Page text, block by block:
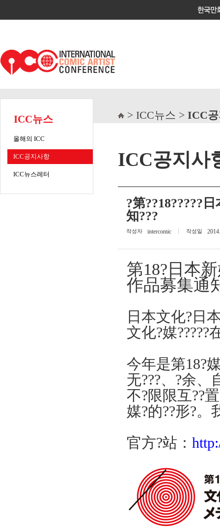
ICC뉴스
올해의 ICC
ICC공지사항
ICC뉴스레터
> ICC뉴스 > ICC
ICC공지사
?第??18?????
知???
작성자 intercomic 작성일
第18? 日本
作品募集通
日本文化? 日
文化?媒?????
今年是第18?
无???、 ?余、
不?限限互??置
媒?的??形?。
官方?站 ：